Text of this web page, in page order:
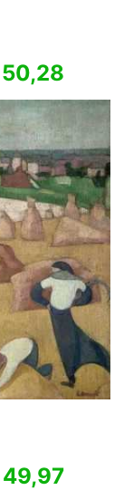
50,28
49,97